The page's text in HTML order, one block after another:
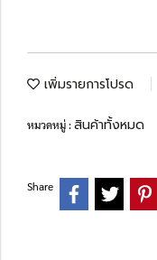
เพิ่มรายการโปรด
หมวดหมู่ :สินค้าทั้งหมด
Share